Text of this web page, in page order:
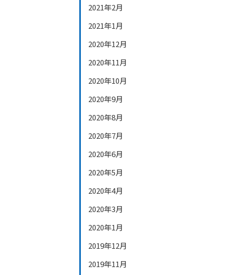
2021年2月
2021年1月
2020年12月
2020年11月
2020年10月
2020年9月
2020年8月
2020年7月
2020年6月
2020年5月
2020年4月
2020年3月
2020年1月
2019年12月
2019年11月